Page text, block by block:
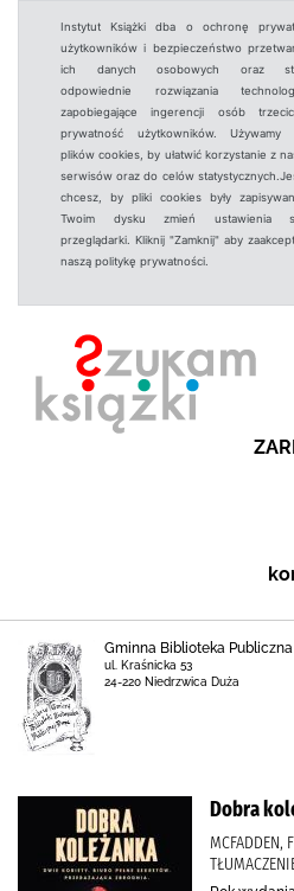
Instytut Książki dba o ochronę
użytkowników i bezpieczeństwo
ich danych osobowych oraz
odpowiednie rozwiązania
zapobiegające ingerencji osób
prywatność użytkowników. Używamy
plików cookies, by ułatwić korzystanie z
serwisów oraz do celów
chcesz, by pliki cookies były
Twoim dysku zmień ustawienia
przeglądarki. Kliknij "Zamknij" aby
naszą politykę prywatności.
Gminna Biblioteka
ul. Kraśnicka 53
24-220 Niedrzwica Duża
Dobra
MCFADDEN,